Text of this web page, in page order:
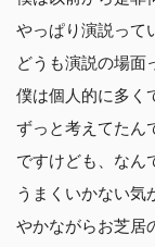
やっぱり演説って
どうも演説の場面
僕は個人的に多く
ずっと考えてたん
ですけども、なん
うまくいかない気
やかながらお芝居